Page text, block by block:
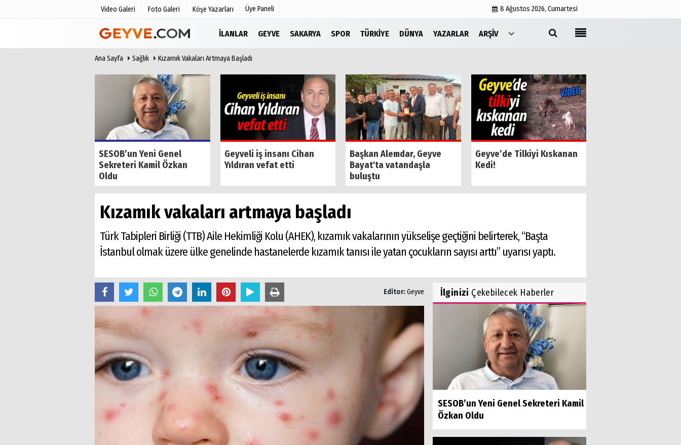
Video Galeri Foto Galeri Köşe Yazarları Üye Paneli 8 Ağustos 2026, Cumartesi
İLANLAR GEYVE SAKARYA SPOR TÜRKIYE DÜNYA YAZARLAR ARŞIV
Anketler
Biyografiler
Video Galeri
Foto Galeri
Etkinlikler
Medyabar.com
Künye
İletişim
Ana Sayfa Sağlık Kızamık Vakaları Artmaya Başladı
SESOB’un Yeni Genel
Sekreteri Kamil Özkan
Oldu
Geyveli iş insanı Cihan
Yıldıran vefat etti
Başkan Alemdar, Geyve
Bayat'ta vatandaşla
buluştu
Geyve’de Tilkiyi Kıskanan
Kedi!
Kızamık vakaları artmaya başladı
Türk Tabipleri Birliği (TTB) Aile Hekimliği Kolu (AHEK), kızamık vakalarının yükselişe geçtiğini belirterek, “Başta
İstanbul olmak üzere ülke genelinde hastanelerde kızamık tanısı ile yatan çocukların sayısı arttı” uyarısı yaptı.
Editor:Geyve İlginizi Çekebilecek Haberler
SESOB’un Yeni Genel Sekreteri Kamil
Özkan Oldu